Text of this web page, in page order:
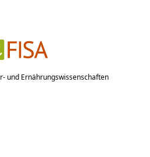
und Ernährungswissenschaften